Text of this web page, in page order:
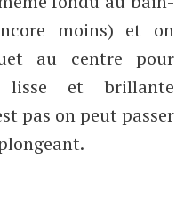
moins) et on
au centre pour
lisse et brillante
pas on peut passer